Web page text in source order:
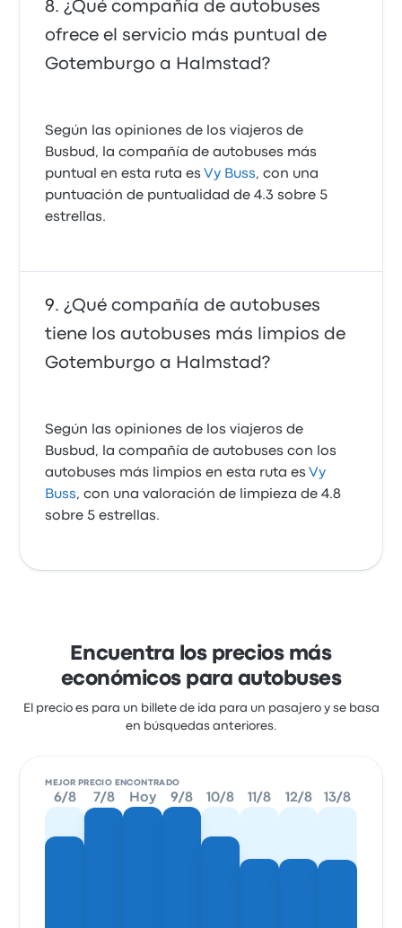
¿Qué compañía de autobuses
ofrece el servicio más puntual de
Gotemburgo a Halmstad?
Según las opiniones de los viajeros de
Busbud, la compañía de autobuses más
puntual en esta ruta es Vy Buss, con una
puntuación de puntualidad de 4.3 sobre 5
estrellas.
¿Qué compañía de autobuses
tiene los autobuses más limpios de
Gotemburgo a Halmstad?
Según las opiniones de los viajeros de
Busbud, la compañía de autobuses con los
autobuses más limpios en esta ruta es Vy
Buss, con una valoración de limpieza de 4.8
sobre 5 estrellas.
Encuentra los precios más
económicos para autobuses
El precio es para un billete de ida para un pasajero y se basa
en búsquedas anteriores.
MEJOR PRECIO ENCONTRADO
6/8 7/8 Hoy 9/8 10/8 11/8 12/8 13/8